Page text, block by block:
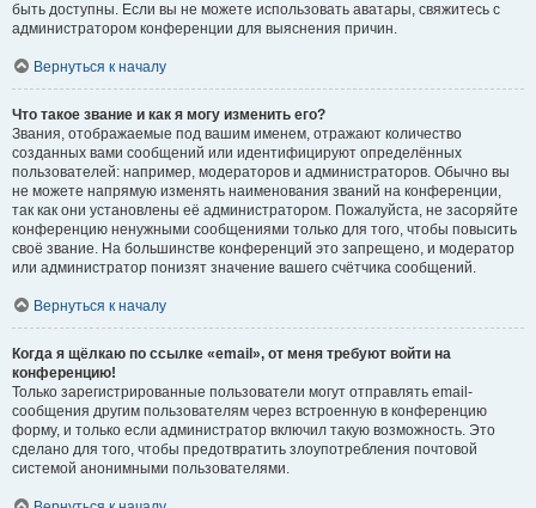
быть доступны. Если вы не можете использовать аватары, свяжитесь с
администратором конференции для выяснения причин.
Вернуться к началу
Что такое звание и как я могу изменить его?
Звания, отображаемые под вашим именем, отражают количество
созданных вами сообщений или идентифицируют определённых
пользователей: например, модераторов и администраторов. Обычно вы
не можете напрямую изменять наименования званий на конференции,
так как они установлены её администратором. Пожалуйста, не засоряйте
конференцию ненужными сообщениями только для того, чтобы повысить
своё звание. На большинстве конференций это запрещено, и модератор
или администратор понизят значение вашего счётчика сообщений.
Вернуться к началу
Когда я щёлкаю по ссылке «email», от меня требуют войти на
конференцию!
Только зарегистрированные пользователи могут отправлять email-
сообщения другим пользователям через встроенную в конференцию
форму, и только если администратор включил такую возможность. Это
сделано для того, чтобы предотвратить злоупотребления почтовой
системой анонимными пользователями.